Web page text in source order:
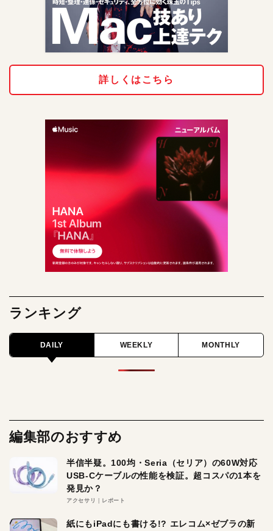
詳しくはこちら
ランキング
DAILY WEEKLY MONTHLY
編集部のおすすめ
半信半疑。100均・Seria（セリア）の60W対応
USB-Cケーブルの性能を検証。超コスパの1本を
発見か？
アクセサリ レポート
紙にもiPadにも書ける!? エレコム×ゼブラの新